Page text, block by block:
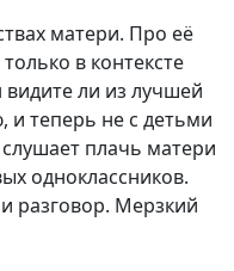
матери. Про её
в контексте
ли из лучшей
теперь не с детьми
плачь матери
одноклассников.
разговор. Мерзкий